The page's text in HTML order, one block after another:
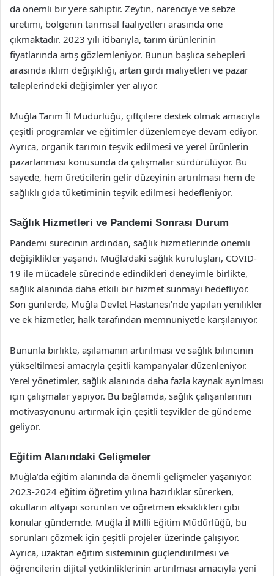
da önemli bir yere sahiptir. Zeytin, narenciye ve sebze
üretimi, bölgenin tarımsal faaliyetleri arasında öne
çıkmaktadır. 2023 yılı itibarıyla, tarım ürünlerinin
fiyatlarında artış gözlemleniyor. Bunun başlıca sebepleri
arasında iklim değişikliği, artan girdi maliyetleri ve pazar
taleplerindeki değişimler yer alıyor.
Muğla Tarım İl Müdürlüğü, çiftçilere destek olmak amacıyla
çeşitli programlar ve eğitimler düzenlemeye devam ediyor.
Ayrıca, organik tarımın teşvik edilmesi ve yerel ürünlerin
pazarlanması konusunda da çalışmalar sürdürülüyor. Bu
sayede, hem üreticilerin gelir düzeyinin artırılması hem de
sağlıklı gıda tüketiminin teşvik edilmesi hedefleniyor.
Sağlık Hizmetleri ve Pandemi Sonrası Durum
Pandemi sürecinin ardından, sağlık hizmetlerinde önemli
değişiklikler yaşandı. Muğla’daki sağlık kuruluşları, COVID-
19 ile mücadele sürecinde edindikleri deneyimle birlikte,
sağlık alanında daha etkili bir hizmet sunmayı hedefliyor.
Son günlerde, Muğla Devlet Hastanesi’nde yapılan yenilikler
ve ek hizmetler, halk tarafından memnuniyetle karşılanıyor.
Bununla birlikte, aşılamanın artırılması ve sağlık bilincinin
yükseltilmesi amacıyla çeşitli kampanyalar düzenleniyor.
Yerel yönetimler, sağlık alanında daha fazla kaynak ayrılması
için çalışmalar yapıyor. Bu bağlamda, sağlık çalışanlarının
motivasyonunu artırmak için çeşitli teşvikler de gündeme
geliyor.
Eğitim Alanındaki Gelişmeler
Muğla’da eğitim alanında da önemli gelişmeler yaşanıyor.
2023-2024 eğitim öğretim yılına hazırlıklar sürerken,
okulların altyapı sorunları ve öğretmen eksiklikleri gibi
konular gündemde. Muğla İl Milli Eğitim Müdürlüğü, bu
sorunları çözmek için çeşitli projeler üzerinde çalışıyor.
Ayrıca, uzaktan eğitim sisteminin güçlendirilmesi ve
öğrencilerin dijital yetkinliklerinin artırılması amacıyla yeni